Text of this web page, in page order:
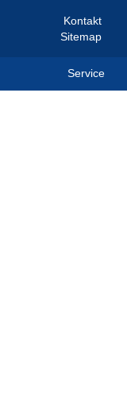
Kontakt
Sitemap
Service